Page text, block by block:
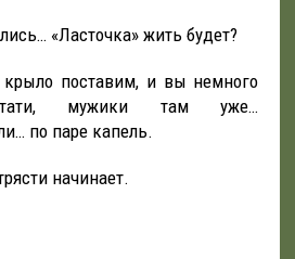
«Ласточка» жить будет?
поставим, и вы немного
мужики там уже…
по паре капель.
начинает.